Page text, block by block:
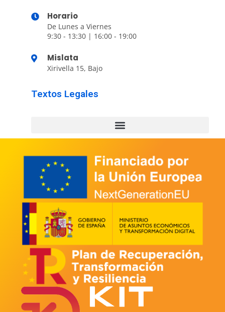
Horario
De Lunes a Viernes
9:30 - 13:30 | 16:00 - 19:00
Mislata
Xirivella 15, Bajo
Textos Legales